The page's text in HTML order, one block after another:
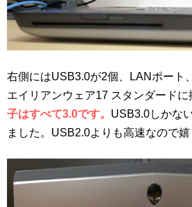
右側にはUSB3.0が2個、LANポート
エイリアンウェア17 スタンダードに
子はすべて3.0です。 USB3.0しかな
ました。USB2.0よりも高速なので嬉